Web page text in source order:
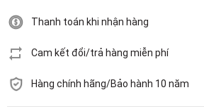
Thanh toán khi nhận hàng
Cam kết đổi/trả hàng miễn phí
Hàng chính hãng/Bảo hành 10 năm